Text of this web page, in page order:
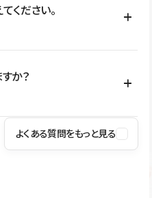
して更新範囲を設計しておく
で運用できます。 さらにコン
更新作業を進めやすくなりま
ください。
安全に利用できるよう、通信
理、脆弱性対策など、複数の観
しており、悪質なスクリプトの
か？
センターでご確認いただけま
よくある質問をもっと見る